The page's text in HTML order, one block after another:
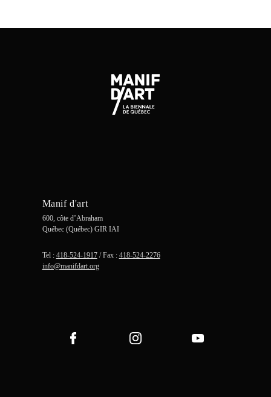
Manif d'art
600, côte d’Abraham
Québec (Québec) GIR IAI
Tel : 418-524-1917/ Fax : 418-524-2276
info@manifdart.org